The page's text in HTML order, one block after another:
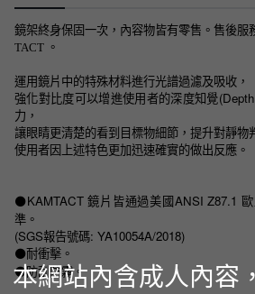
鏡架終身保固一次，內容物皆有零售。售後服
TACT 。
運用鏡片中的特殊材料進行光譜過濾及吸收，
強化對比度可以增進使用者的深度知覺
力，
讓眼睛更清楚的看到目標物細節，提升對靜物
使用者因上述特色更加迅速確實的做出反應。
⚫️KAMTACT 鏡片皆通過美國ANSI Z87.1
準。
(SGS報告號碼: YA10054A/2018)
⚫️耐衝擊。
⚫️防刮防霧。
本網站內含成人內容